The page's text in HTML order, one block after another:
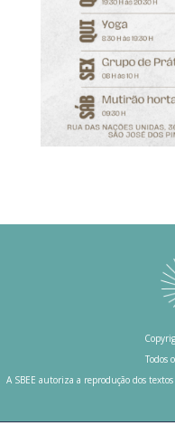
Todos
A SBEE autoriza a reprodução dos